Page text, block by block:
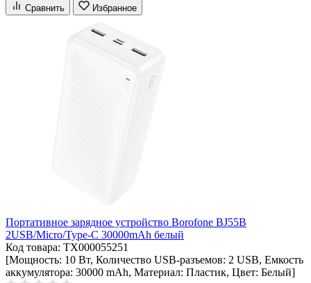
Сравнить Избранное
Портативное зарядное устройство Borofone BJ55B
2USB/Micro/Type-C 30000mAh белый
Код товара: ТХ000055251
[Мощность: 10 Вт, Количество USB-разъемов: 2 USB, Емкость
аккумулятора: 30000 mAh, Материал: Пластик, Цвет: Белый]